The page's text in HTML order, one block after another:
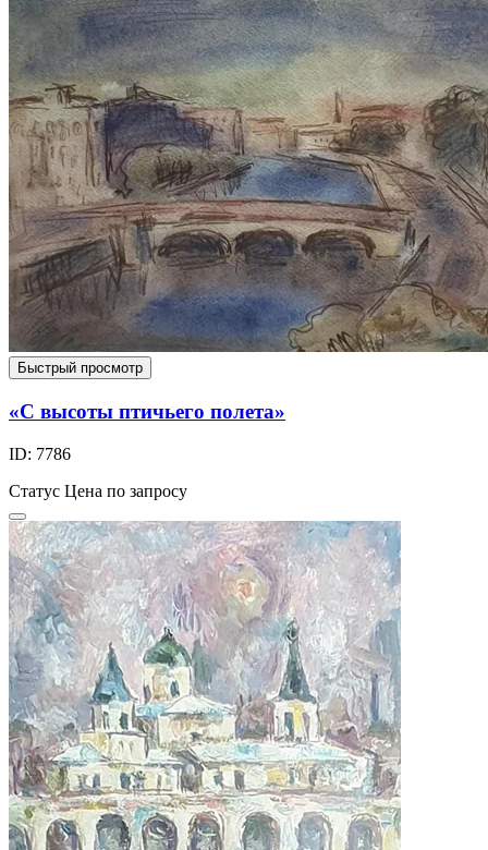
Быстрый просмотр
«С высоты птичьего полета»
ID: 7786
Статус Цена по запросу